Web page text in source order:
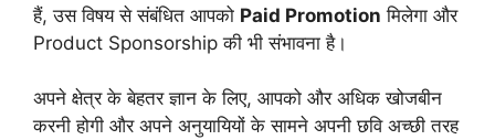
हैं, उस विषय से संबंधित आपको Paid Promotion मिलेगा और
Product Sponsorship की भी संभावना है।
अपने क्षेत्र के बेहतर ज्ञान के लिए, आपको और अधिक खोजबीन
करनी होगी और अपने अनुयायियों के सामने अपनी छवि अच्छी तरह